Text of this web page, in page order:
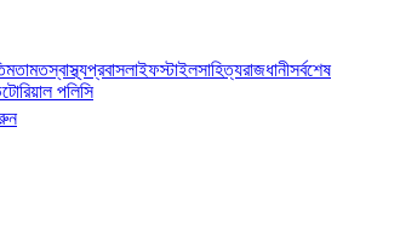
মতামতস্বাস্থ্যপ্রবাসলাইফস্টাইলসাহিত্যরাজধানীসর্বশেষ
পলিসি